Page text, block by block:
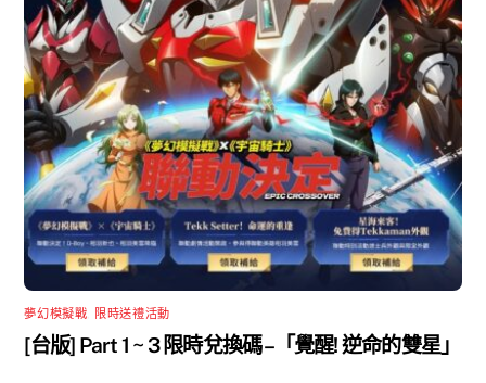
夢幻模擬戰 限時送禮活動
[台版] Part 1 ~ 3 限時兌換碼 –「覺醒! 逆命的雙星」